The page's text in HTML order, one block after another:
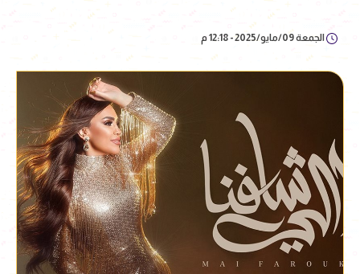
الجمعة 09/مايو/2025 - 12:18 م